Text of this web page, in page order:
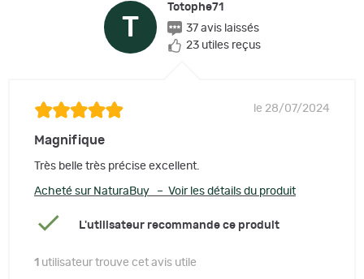
T
Totophe71
37 avis laissés
23 utiles reçus
le 28/07/2024
Magnifique
Très belle très précise excellent.
Acheté sur NaturaBuy – Voir les détails du produit
L'utilisateur recommande ce produit
1 utilisateur trouve cet avis utile